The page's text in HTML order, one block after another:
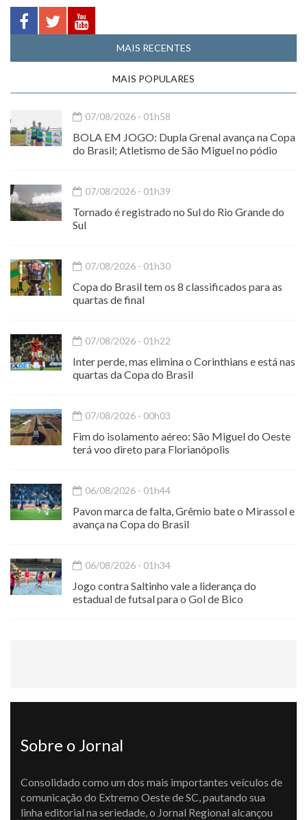
MAIS RECENTES
MAIS POPULARES
07/08/2026 - 01h58
BOLA EM JOGO: Dupla Grenal avança na Copa
do Brasil; Atletismo de São Miguel no pódio
07/08/2026 - 01h39
Tornado é registrado no Sul do Rio Grande do
Sul
07/08/2026 - 01h30
Copa do Brasil tem os 8 classificados para as
quartas de final
07/08/2026 - 01h22
Inter perde, mas elimina o Corinthians e está nas
quartas da Copa do Brasil
07/08/2026 - 00h03
Fim do isolamento aéreo: São Miguel do Oeste
terá voo direto para Florianópolis
06/08/2026 - 01h44
Pavon marca de falta, Grêmio bate o Mirassol e
avança na Copa do Brasil
06/08/2026 - 01h34
Jogo contra Saltinho vale a liderança do
estadual de futsal para o Gol de Bico
Sobre o Jornal
Consolidado como um dos mais importantes veículos de
comunicação do Extremo Oeste de SC, pautando sua
linha editorial na seriedade, o Jornal Regional alcançou